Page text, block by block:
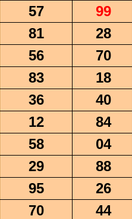
57
99
81
28
56
70
83
18
36
40
12
84
58
04
29
88
95
26
70
44